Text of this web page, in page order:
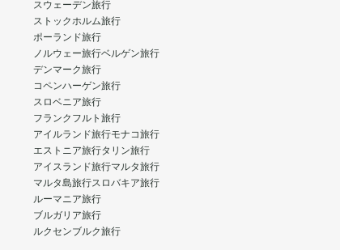
スウェーデン旅行
ストックホルム旅行
ポーランド旅行
ノルウェー旅行ベルゲン旅行
デンマーク旅行
コペンハーゲン旅行
スロベニア旅行
フランクフルト旅行
アイルランド旅行モナコ旅行
エストニア旅行タリン旅行
アイスランド旅行マルタ旅行
マルタ島旅行スロバキア旅行
ルーマニア旅行
ブルガリア旅行
ルクセンブルク旅行